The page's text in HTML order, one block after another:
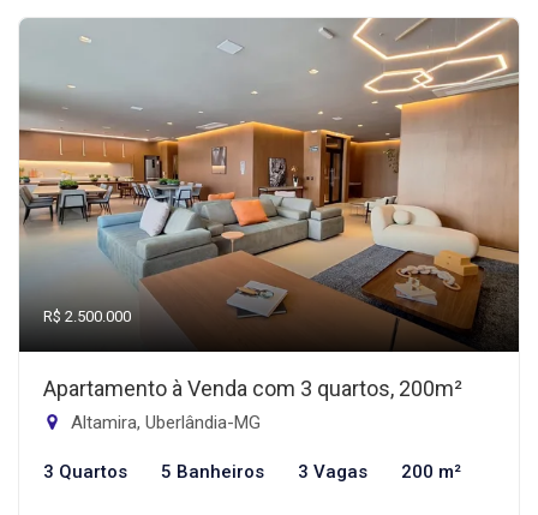
R$ 2.500.000
Apartamento à Venda com 3 quartos, 200m²
Altamira, Uberlândia-MG
3 Quartos 5 Banheiros 3 Vagas 200 m²